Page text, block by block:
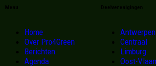
Menu
Home
Over Pro4Green
Berichten
Agenda
Deelverenigingen
Antwerpen
Centraal
Limburg
Oost-